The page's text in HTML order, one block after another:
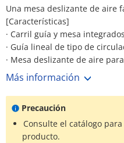
Una mesa deslizante de aire
[Características]
· Carril guía y mesa
· Guía lineal de tipo de
· Mesa deslizante de aire
· Un tipo simétrico también
automáticos en
· Amplia gama de opciones.
· Mejora de la resistencia a la
· Mejor repetibilidad de
Más información
Precaución
Consulte el catálogo
producto.